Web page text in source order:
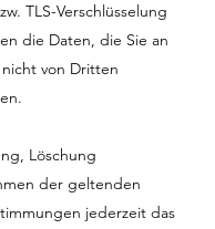
TLS-Verschlüsselung
die Daten, die Sie an
von Dritten
Löschung
der geltenden
jederzeit das